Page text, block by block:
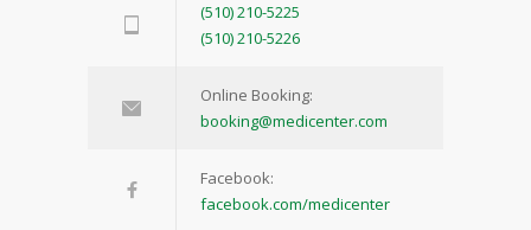
(510) 210-5225
(510) 210-5226
Online Booking:
booking@medicenter.com
Facebook:
facebook.com/medicenter